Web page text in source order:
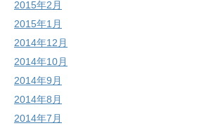
2015年2月
2015年1月
2014年12月
2014年10月
2014年9月
2014年8月
2014年7月